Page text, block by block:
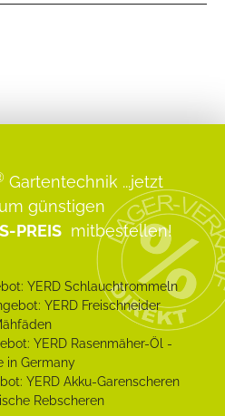
Gartentechnik ...jetzt
günstigen
PREIS mitbestellen!